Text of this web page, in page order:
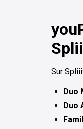
Sur
Duo
Duo